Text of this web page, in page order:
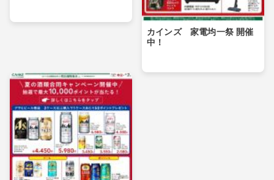
カインズ 家電均一祭 開催
中！